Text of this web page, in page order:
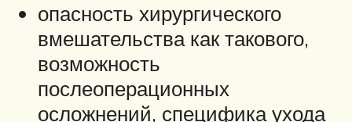
опасность хирургического
вмешательства как такового,
возможность
послеоперационных
осложнений, специфика ухода